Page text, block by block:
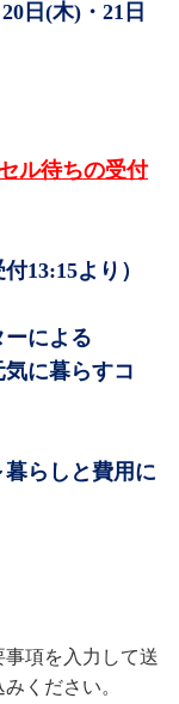
20日(木)・21日
ル待ちの受付
13:15より）
による
に暮らすコ
らしと費用に
事項を入力して送
ください。